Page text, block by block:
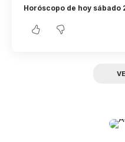
Horóscopo de hoy sábado